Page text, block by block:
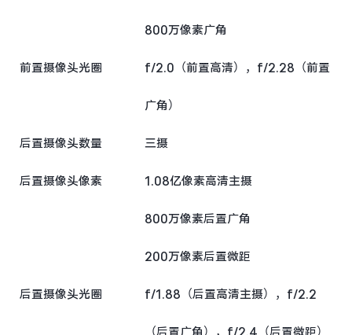
前置摄像头光圈
后置摄像头数量
后置摄像头像素
后置摄像头光圈
800万像素广角
f/2.0（前置高清），f/2.28（前置
广角）
三摄
1.08亿像素高清主摄
800万像素后置广角
200万像素后置微距
f/1.88（后置高清主摄），f/2.2
（后置广角），f/2.4（后置微距）